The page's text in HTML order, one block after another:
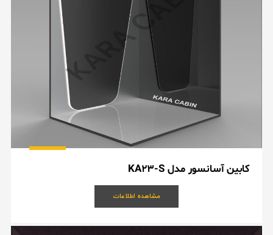
کابین آسانسور مدل KA23-S
مشاهده اطلاعات